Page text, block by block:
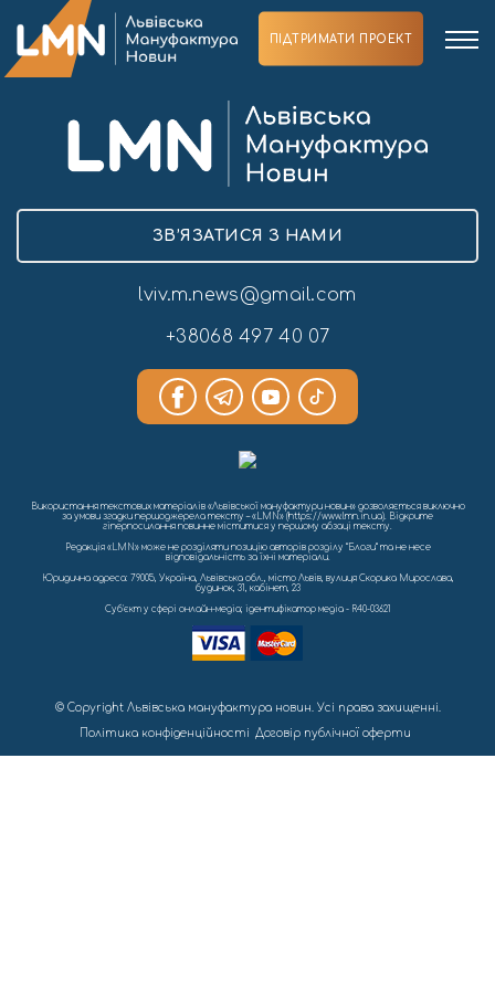
ПІДТРИМАТИ ПРОЕКТ
ЗВ’ЯЗАТИСЯ З НАМИ
lviv.m.news@gmail.com
+38068 497 40 07
Використання текстових матеріалів «Львівської мануфактури новин» дозволяється виключно
за умови згадки першоджерела тексту – «LMN» (https://www.lmn.in.ua). Відкрите
гіперпосилання повинне міститися у першому абзаці тексту.
Редакція «LMN» може не розділяти позицію авторів розділу “Блоги” та не несе
відповідальність за їхні матеріали.
Юридична адреса: 79005, Україна, Львівська обл., місто Львів, вулиця Скорика Мирослава,
будинок, 31, кабінет, 23
Cуб'єкт у сфері онлайн-медіа; ідентифікатор медіа - R40-03621
© Copyright Львівська мануфактура новин. Усі права захищенні.
Політика конфіденційності Договір публічної оферти